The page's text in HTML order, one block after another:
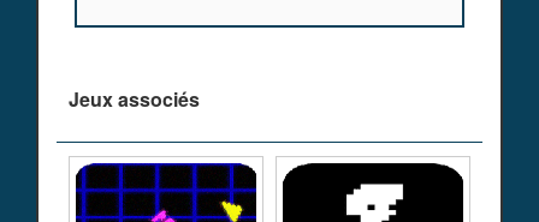
Jeux associés